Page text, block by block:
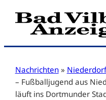
Zum
Inhalt
Nachrichten »
– Fußballjugend aus
läuft ins Dortmunder